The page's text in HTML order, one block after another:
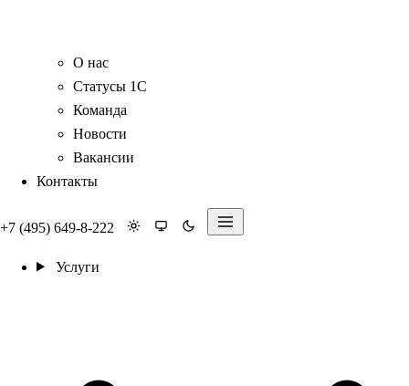
О нас
Статусы 1С
Команда
Новости
Вакансии
Контакты
+7 (495) 649-8-222
Услуги